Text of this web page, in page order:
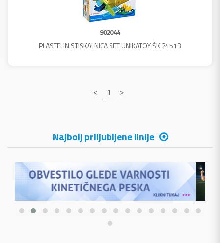
902044
PLASTELIN STISKALNICA SET UNIKATOY ŠK.24513
< 1 >
Najbolj priljubljene linije